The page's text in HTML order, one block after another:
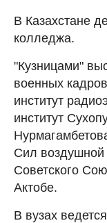
В Казахстане
колледжа.
"Кузницами"
военных
институт
институт
Сил
Советского
Актобе.
В вузах